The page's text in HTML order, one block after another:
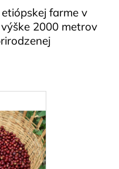
farme v
2000 metrov